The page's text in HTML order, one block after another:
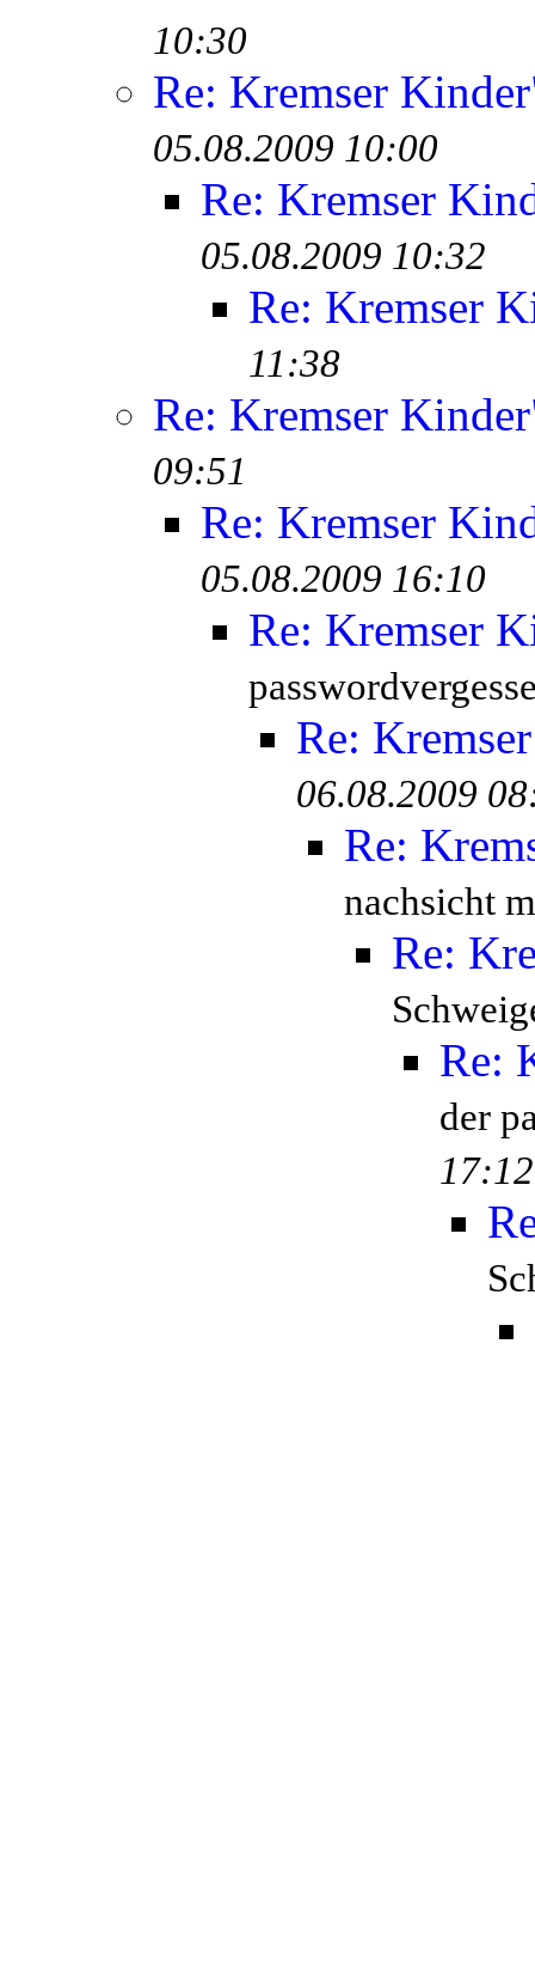
10:30
Re: Kremser
05.08.2009 10:00
Re: Kremser
05.08.2009 10:32
Re: Kremser
11:38
Re: Kremser
09:51
Re: Kremser
05.08.2009 16:10
Re: Kremser
Re:
06.08.2009
Re:
nachsicht
Re:
Re:
der
17:12